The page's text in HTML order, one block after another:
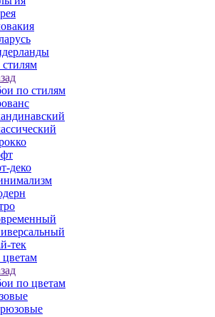
по стилям
деко
тек
по цветам